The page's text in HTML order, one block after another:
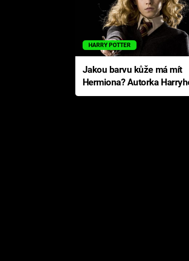
HARRY POTTER
Jakou barvu kůže má mít
Hermiona? Autorka
Pottera přišla s ráznou